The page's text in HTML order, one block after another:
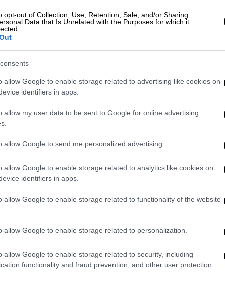
opt-out of Collection, Use, Retention, Sale, and/or Sharing
Data that Is Unrelated with the Purposes for which it
allow Google to enable storage related to advertising like cookies on
identifiers in apps.
allow my user data to be sent to Google for online advertising
allow Google to send me personalized advertising.
allow Google to enable storage related to analytics like cookies on
identifiers in apps.
allow Google to enable storage related to functionality of the website
allow Google to enable storage related to personalization.
allow Google to enable storage related to security, including
functionality and fraud prevention, and other user protection.
την κατηγορία των προϊόντων
απλώς μέτρια σοκολάτα».
με την KOA, μια
καλλιέργεια κακάο. Ο συνιδρυτής της,
ολόκληρου του καρπού του κακάο
της βιομηχανίας κακάο, από την
την ενδημική φτώχεια μεταξύ των
πόσο από την τούρτα,
», εξηγεί.
εισόδημα μέσω της
μεταποίηση γίνεται στη χώρα
το
Αφρική ή τη Νότια Αμερική πωλούν